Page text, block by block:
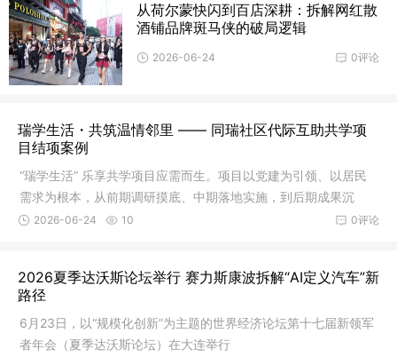
从荷尔蒙快闪到百店深耕：拆解网红散
酒铺品牌斑马侠的破局逻辑
0评论
2026-06-24
瑞学生活・共筑温情邻里 —— 同瑞社区代际互助共学项
目结项案例
“瑞学生活” 乐享共学项目应需而生。项目以党建为引领、以居民
需求为根本，从前期调研摸底、中期落地实施，到后期成果沉
淀，一步步搭建起代际互助的暖心桥梁，让社区真正成为有温0评论
2026-06-24 10
2026夏季达沃斯论坛举行 赛力斯康波拆解“AI定义汽车”新
路径
6月23日，以“规模化创新”为主题的世界经济论坛第十七届新领军
者年会（夏季达沃斯论坛）在大连举行